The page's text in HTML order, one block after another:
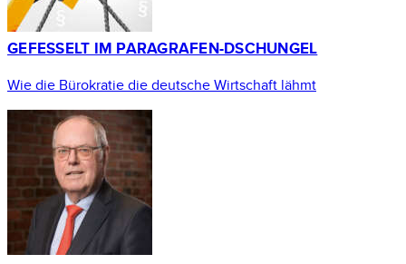
GEFESSELT IM PARAGRAFEN-DSCHUNGEL
Wie die Bürokratie die deutsche Wirtschaft lähmt